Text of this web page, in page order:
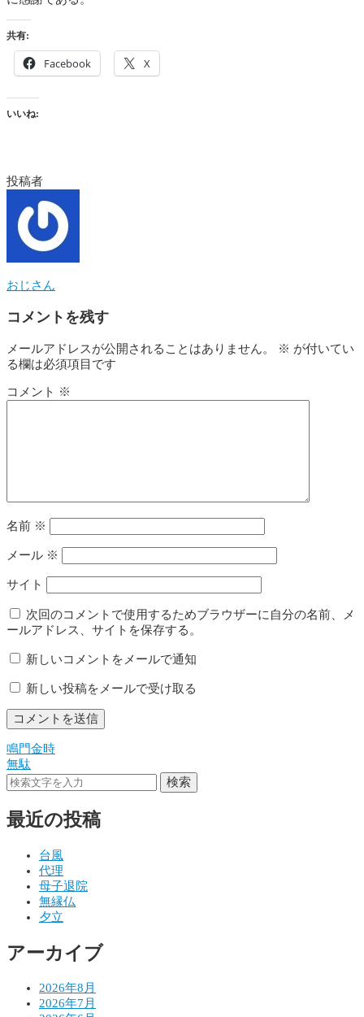
共有:
Facebook X
いいね:
投稿者
おじさん
コメントを残す
メールアドレスが公開されることはありません。 ※ が付いてい
る欄は必須項目です
コメント ※
名前 ※
メール ※
サイト
次回のコメントで使用するためブラウザーに自分の名前、メ
ールアドレス、サイトを保存する。
新しいコメントをメールで通知
新しい投稿をメールで受け取る
投
稿
ビ
ン
鳴門金時
無駄
検索
最近の投稿
台風
代理
母子退院
無縁仏
夕立
アーカイブ
2026年8月
2026年7月